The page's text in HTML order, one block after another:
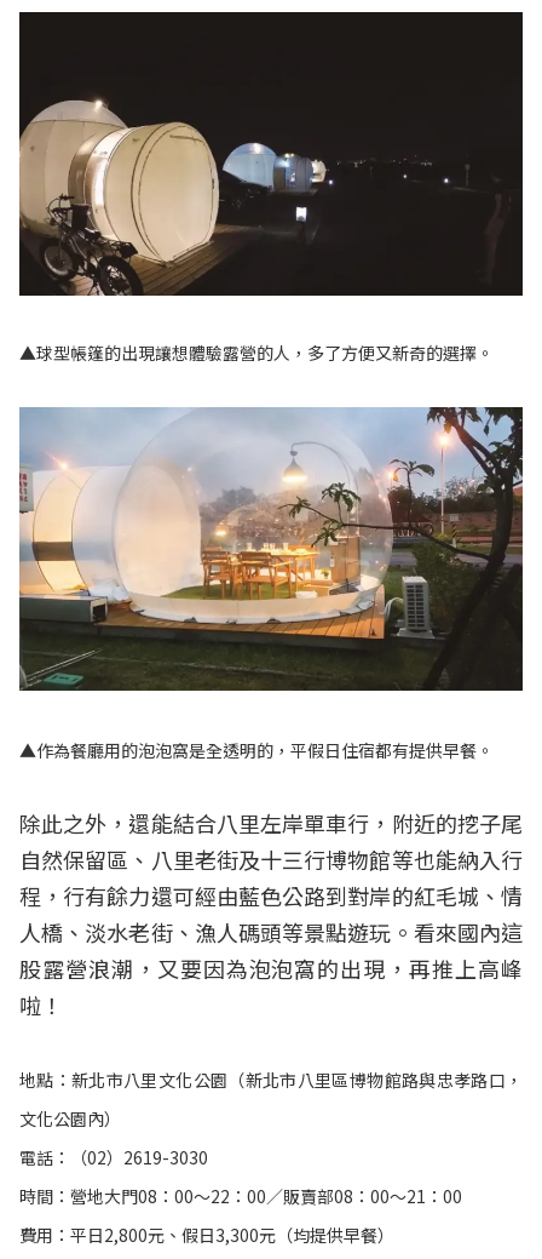
▲球型帳篷的出現讓想體驗露營的人，多了方便又新奇的選擇。
▲作為餐廳用的泡泡窩是全透明的，平假日住宿都有提供早餐。
除此之外，還能結合八里左岸單車行，附近的挖子尾
自然保留區、八里老街及十三行博物館等也能納入行
程，行有餘力還可經由藍色公路到對岸的紅毛城、情
人橋、淡水老街、漁人碼頭等景點遊玩。看來國內這
股露營浪潮，又要因為泡泡窩的出現，再推上高峰
啦！
地點：新北市八里文化公園（新北市八里區博物館路與忠孝路口，
文化公園內）
電話：（02）2619-3030
時間：營地大門08：00～22：00／販賣部08：00～21：00
費用：平日2,800元、假日3,300元（均提供早餐）